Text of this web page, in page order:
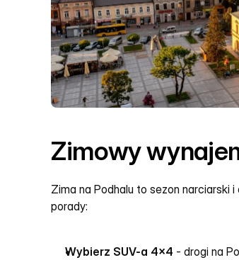
Zimowy
Zima na Podhalu to sezon narciarski
porady:
Wybierz SUV-a 4x4 - drogi na